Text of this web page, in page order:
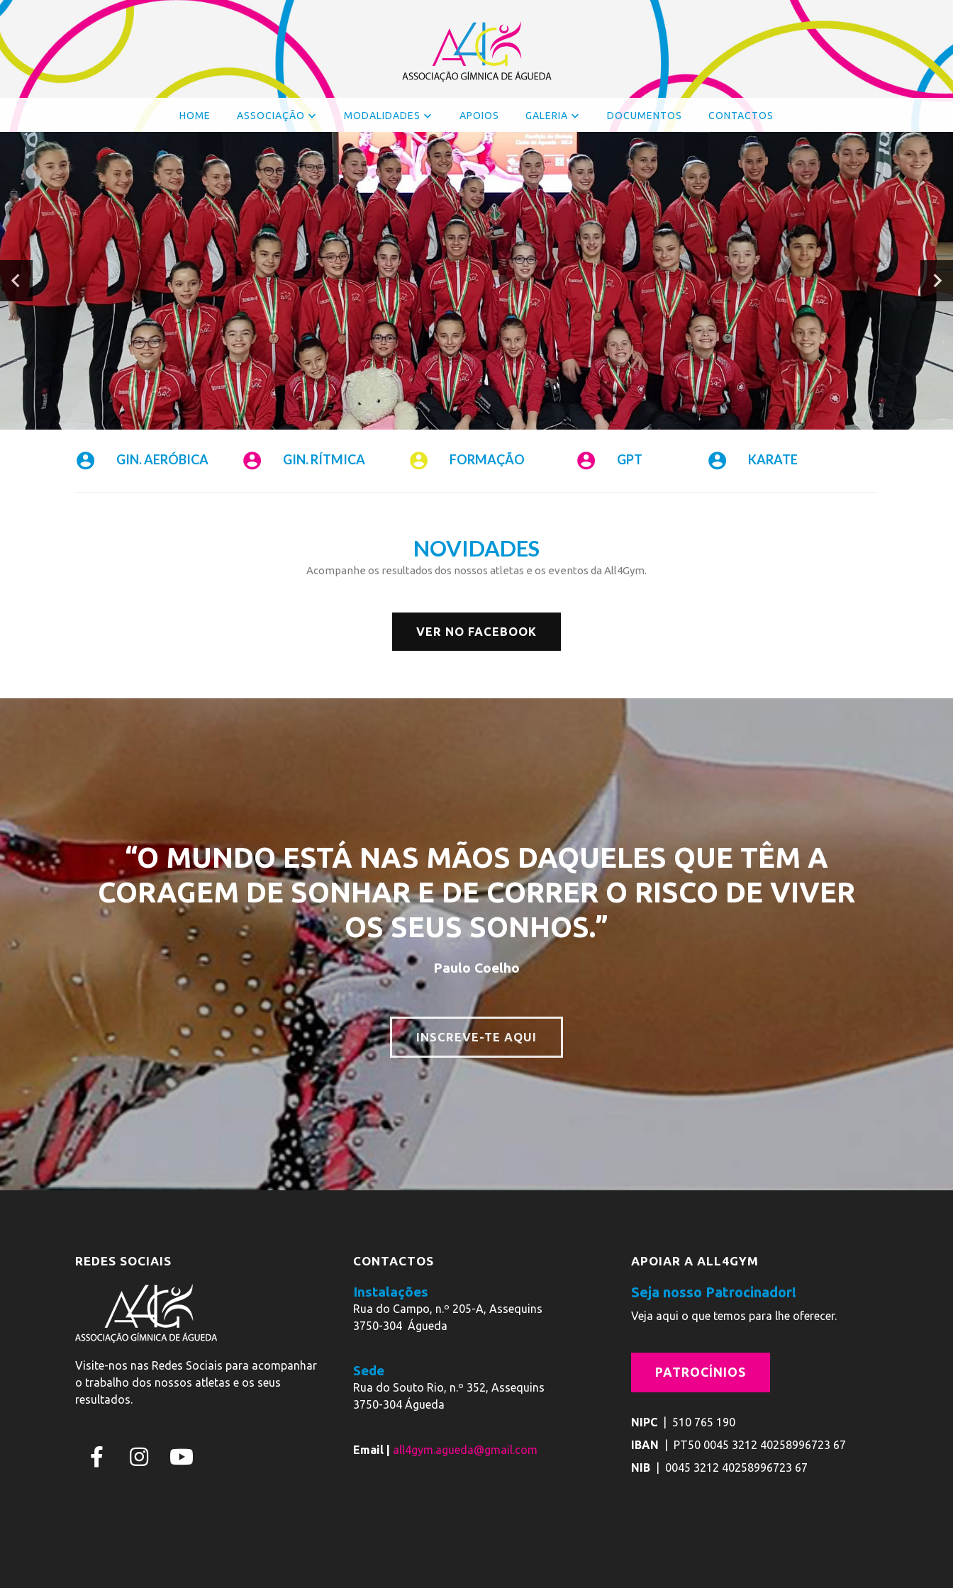
HOME ASSOCIAÇÃO MODALIDADES APOIOS GALERIA DOCUMENTOS CONTACTOS
GIN. AERÓBICA GIN. RÍTMICA FORMAÇÃO GPT KARATE
NOVIDADES
Acompanhe os resultados dos nossos atletas e os eventos da All4Gym.
VER NO FACEBOOK
“O MUNDO ESTÁ NAS MÃOS DAQUELES QUE TÊM A
CORAGEM DE SONHAR E DE CORRER O RISCO DE VIVER
OS SEUS SONHOS.”
Paulo Coelho
INSCREVE-TE AQUI
REDES SOCIAIS
Visite-nos nas Redes Sociais para acompanhar
o trabalho dos nossos atletas e os seus
resultados.
CONTACTOS
Instalações
Rua do Campo, n.º 205-A, Assequins
3750-304 Águeda
Sede
Rua do Souto Rio, n.º 352, Assequins
3750-304 Águeda
Email | all4gym.agueda@gmail.com
APOIAR A ALL4GYM
Seja nosso Patrocinador!
Veja aqui o que temos para lhe oferecer.
PATROCÍNIOS
NIPC| 510 765 190
IBAN | PT50 0045 3212 40258996723 67
NIB
| 0045 3212 40258996723 67